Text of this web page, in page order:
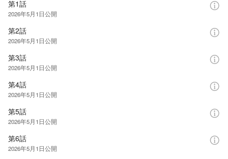
第1話
2026年5月1日公開
第2話
2026年5月1日公開
第3話
2026年5月1日公開
第4話
2026年5月1日公開
第5話
2026年5月1日公開
第6話
2026年5月1日公開